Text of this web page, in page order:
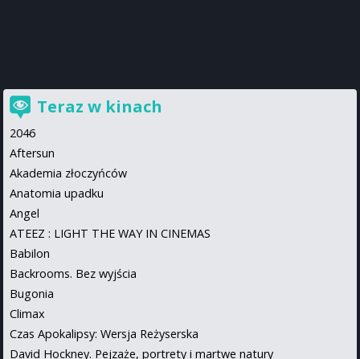
Teraz w kinach
2046
Aftersun
Akademia złoczyńców
Anatomia upadku
Angel
ATEEZ : LIGHT THE WAY IN CINEMAS
Babilon
Backrooms. Bez wyjścia
Bugonia
Climax
Czas Apokalipsy: Wersja Reżyserska
David Hockney. Pejzaże, portrety i martwe natury